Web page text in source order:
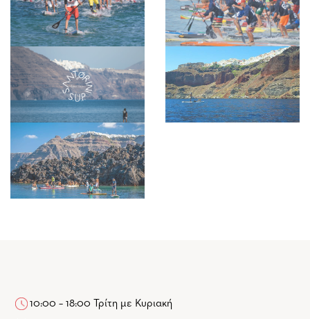
10:00 – 18:00 Τρίτη με Κυριακή